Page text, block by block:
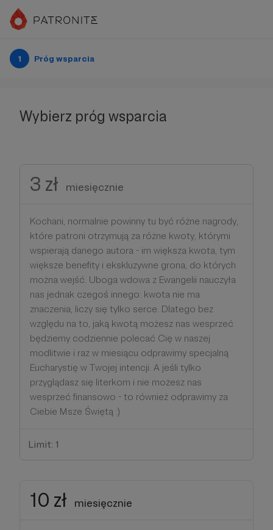
1 Próg wsparcia
Wybierz próg wsparcia
3 zł miesięcznie
Kochani, normalnie powinny tu być różne nagrody,
które patroni otrzymują za różne kwoty, którymi
wspierają danego autora - im większa kwota, tym
większe benefity i ekskluzywne grona, do których
można wejść. Uboga wdowa z Ewangelii nauczyła
nas jednak czegoś innego: kwota nie ma
znaczenia, liczy się tylko serce. Dlatego bez
względu na to, jaką kwotą możesz nas wesprzeć
będziemy codziennie polecać Cię w naszej
modlitwie i raz w miesiącu odprawimy specjalną
Eucharystię w Twojej intencji. A jeśli tylko
przyglądasz się literkom i nie możesz nas
wesprzeć finansowo - to również odprawimy za
Ciebie Msze Świętą :)
Limit: 1
10 zł miesięcznie